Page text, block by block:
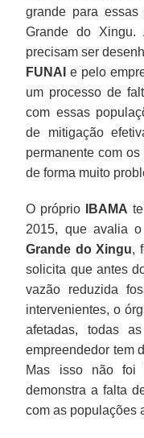
grande para
Grande do Xingu.
precisam ser
FUNAI e pelo
um processo de
com essas
de mitigação
permanente com
de forma muito
O próprio IBAMA
2015, que avalia o
Grande do Xingu,
solicita que antes
vazão reduzida
intervenientes, o
afetadas, todas
empreendedor tem
Mas isso não
demonstra a falta
com as populações